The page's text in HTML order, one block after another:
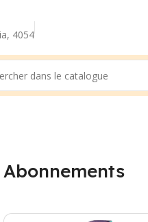
4054
Abonnements